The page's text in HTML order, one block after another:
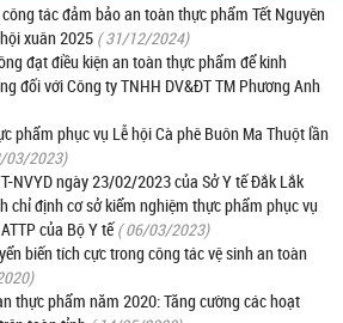
tác đảm bảo an toàn thực phẩm Tết Nguyên
xuân 2025 ( 31/12/2024)
đạt điều kiện an toàn thực phẩm để kinh
đối với Công ty TNHH DV&ĐT TM Phương Anh
phẩm phục vụ Lễ hội Cà phê Buôn Ma Thuột lần
03/2023)
NVYD ngày 23/02/2023 của Sở Y tế Đắk Lắk
chỉ định cơ sở kiểm nghiệm thực phẩm phục vụ
của Bộ Y tế ( 06/03/2023)
biến tích cực trong công tác vệ sinh an toàn
thực phẩm năm 2020: Tăng cường các hoạt